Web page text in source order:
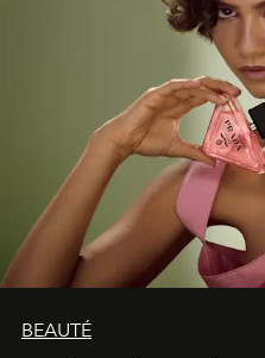
BEAUTÉ